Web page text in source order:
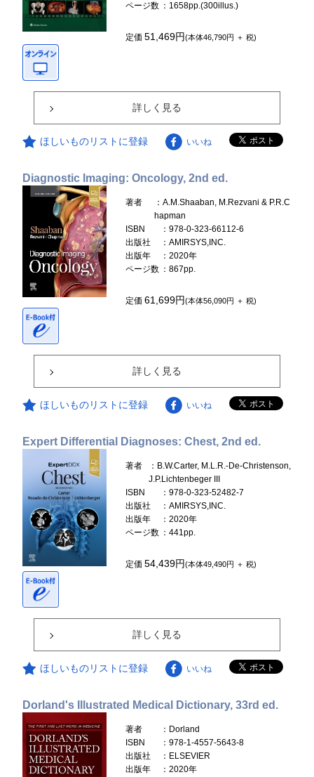
ページ数 ：1658pp.(300illus.)
定価51,469円(本体46,790円 ＋ 税)
詳しく見る
ほしいものリストに登録 いいね
Diagnostic Imaging: Oncology, 2nd ed.
著者
：A.M.Shaaban, M.Rezvani & P.R.C
hapman
ISBN
：978-0-323-66112-6
出版社
：AMIRSYS,INC.
出版年
：2020年
ページ数 ：867pp.
定価61,699円(本体56,090円 ＋ 税)
詳しく見る
ほしいものリストに登録 いいね
Expert Differential Diagnoses: Chest, 2nd ed.
著者
：B.W.Carter, M.L.R.-De-Christenson,
J.P.Lichtenbeger III
ISBN
：978-0-323-52482-7
出版社
：AMIRSYS,INC.
出版年
：2020年
ページ数 ：441pp.
定価54,439円(本体49,490円 ＋ 税)
詳しく見る
ほしいものリストに登録 いいね
Dorland's Illustrated Medical Dictionary, 33rd ed.
著者
：Dorland
ISBN
：978-1-4557-5643-8
出版社
：ELSEVIER
出版年
：2020年